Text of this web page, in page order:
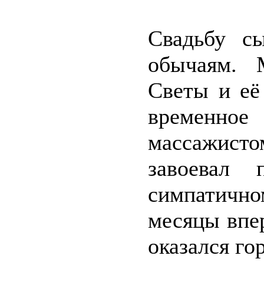
Свадьбу
обычаям.
Светы и
завоевал
месяцы
оказался